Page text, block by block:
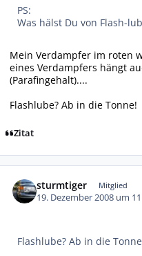
PS:
Was hälst Du von Flash-
Mein Verdampfer im roten
eines Verdampfers hängt
(Parafingehalt)....
Flashlube? Ab in die Tonne!
Zitat
sturmtiger Mitglied
19. Dezember 2008 um
Flashlube? Ab in die